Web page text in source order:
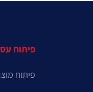
פיתוח
פיתוח